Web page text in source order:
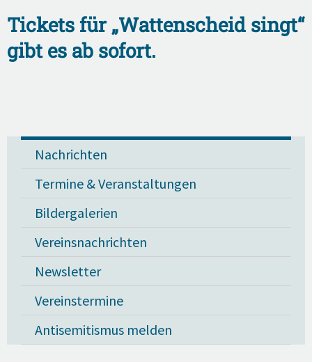
Tickets für „Wattenscheid singt“
gibt es ab sofort.
Nachrichten
Termine & Veranstaltungen
Bildergalerien
Vereinsnachrichten
Newsletter
Vereinstermine
Antisemitismus melden